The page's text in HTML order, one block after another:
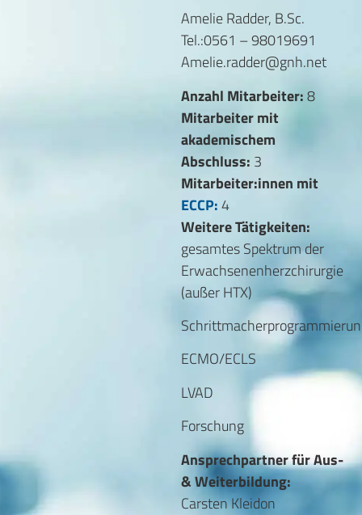
Amelie Radder, B.Sc.
Tel.:0561 – 98019691
Amelie.radder@gnh.net
Anzahl Mitarbeiter:8
Mitarbeiter mit
akademischem
Abschluss: 3
Mitarbeiter:innen mit
ECCP:4
Weitere Tätigkeiten:
gesamtes Spektrum der
Erwachsenenherzchirurgie
(außer HTX)
ECMO/ECLS
LVAD
Forschung
Ansprechpartner für Aus-
& Weiterbildung:
Carsten Kleidon